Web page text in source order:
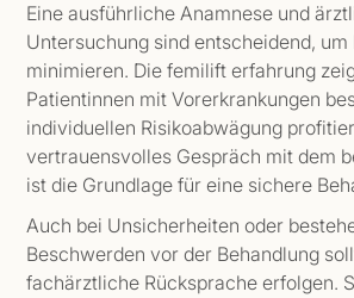
Eine ausführliche Anamnese und
Untersuchung sind entscheidend, um
minimieren. Die femilift erfahrung
Patientinnen mit Vorerkrankungen
individuellen Risikoabwägung
vertrauensvolles Gespräch mit dem
ist die Grundlage für eine sichere
Auch bei Unsicherheiten oder
Beschwerden vor der Behandlung
fachärztliche Rücksprache erfolgen.